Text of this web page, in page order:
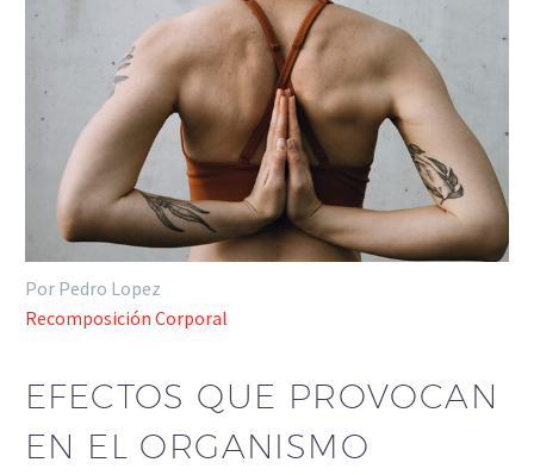
Por Pedro Lopez
Recomposición Corporal
EFECTOS QUE PROVOCAN
EN EL ORGANISMO